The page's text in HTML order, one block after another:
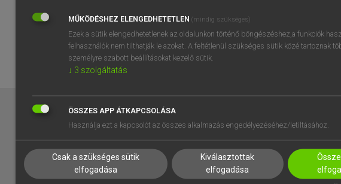
EGYÉNI FELHASZNÁLÓKNAK
TANULÓKNAK
VÁLLALATI MEGOLDÁSOK
SÚGÓ
RÓLUNK
SÜTI BEÁLLÍTÁSOK
MŰKÖDÉSHEZ ELENGEDHETETLEN (mindig szükséges)
Ezek a sütik elengedhetetlenek az oldalunkon történő böngészéshez,a funkciók
felhasználók nem tilthatják le azokat. A feltétlenül szükséges sütik közé tartoznak
személyre szabott beállításokat kezelő sütik.
↓ 3 szolgáltatás
ÖSSZES APP ÁTKAPCSOLÁSA
Használja ezt a kapcsolót az összes alkalmazás engedélyezéséhez/letiltásához.
Csak a szükséges sütik
elfogadása
Kiválasztottak
elfogadása